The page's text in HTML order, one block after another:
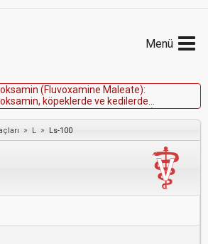
Menü
oksamin (Fuvoxamine Ma eate):
oksamin, köpekerde ve kedi erde
ırganlıkvestereotipikdavranışlar(vediğer
sif-kompulsifdavranışlar)dahilolmak
re çe şi li d vr anış
» L » Ls-100